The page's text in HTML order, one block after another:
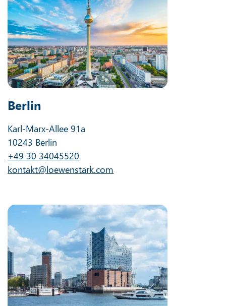
Berlin
Karl-Marx-Allee 91a
10243 Berlin
+49 30 34045520
kontakt@loewenstark.com